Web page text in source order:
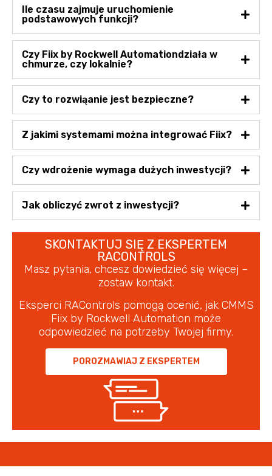
Ile czasu zajmuje uruchomienie
podstawowych funkcji?
Czy Fiix by Rockwell Automationdziała w
chmurze, czy lokalnie?
Czy to rozwiąanie jest bezpieczne?
Z jakimi systemami można integrować Fiix?
Czy wdrożenie wymaga dużych inwestycji?
Jak obliczyć zwrot z inwestycji?
SKONTAKTUJ SIĘ Z EKSPERTEM
RACONTROLS
Masz pytania, chcesz dowiedzieć się więcej –
zostaw kontakt.
Eksperci RAControls pomogą ocenić, jak CMMS
Fiix by Rockwell Automation może
odpowiedzieć na potrzeby Twojej firmy.
POROZMAWIAJ Z EKSPERTEM